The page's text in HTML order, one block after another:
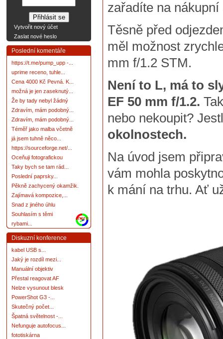
Vytvořit nový účet
Zaslat nové heslo
Poslední komentáře
https://t.me/pump_upp -...
uprime receno, tuhle...
Cena 4000 Kč Pevná. K...
možná je jen zaseknutý...
Že by tady nebyl žádný
Zdravím, mám podobný...
Zdravím, mám podobný...
Téměř jako malba včetně
já jsem tuhně něco...
https://sourceforge.net/...
Oceňuji fotografickou
Taky bych se tam rád...
Poslední paprsky...
Pěkně zachycený okamžik.
Zajímavá kompozice,...
Snad z jiného úhlu
Souhlasím s těmi
rybami...
more
Diskuzní konference
kabel USB s...
Jaký je rozdíl mezi...
Manuální objektiv
Přestal reagovat AF
Nelze vysunout blesk
PowerShot G3 -...
Skutečný počet...
Špatná světelnost -...
Nefunguje autofocus...
fototiskárna
zařadíte na nákupní
Těsně před
měl možnost
mm f/1.2 STM.
Není to L, má to
EF 50 mm f/1.2.
nebo nekoupit?
okolnostech.
Na úvod jsem
vám mohla
k mání na trhu. Ať